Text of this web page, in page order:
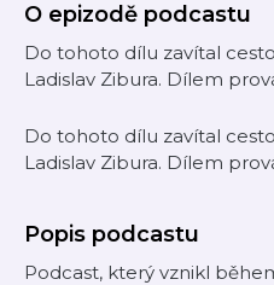
O epizodě podcastu
Do tohoto dílu zavítal
Ladislav Zibura. Dílem
Do tohoto dílu zavítal
Ladislav Zibura. Dílem
Popis podcastu
Podcast, který vznikl